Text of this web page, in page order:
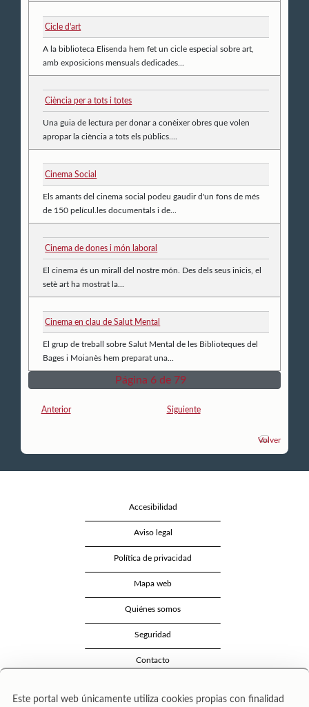
Cicle d'art
A la biblioteca Elisenda hem fet un cicle especial sobre art,
amb exposicions mensuals dedicades...
Ciència per a tots i totes
Una guia de lectura per donar a conèixer obres que volen
apropar la ciència a tots els públics....
Cinema Social
Els amants del cinema social podeu gaudir d'un fons de més
de 150 películ.les documentals i de...
Cinema de dones i món laboral
El cinema és un mirall del nostre món. Des dels seus inicis, el
setè art ha mostrat la...
Cinema en clau de Salut Mental
El grup de treball sobre Salut Mental de les Biblioteques del
Bages i Moianès hem preparat una...
Página 6 de 79
Anterior Siguiente
Volver
Accesibilidad
Aviso legal
Política de privacidad
Mapa web
Quiénes somos
Seguridad
Contacto
Este portal web únicamente utiliza cookies propias con finalidad